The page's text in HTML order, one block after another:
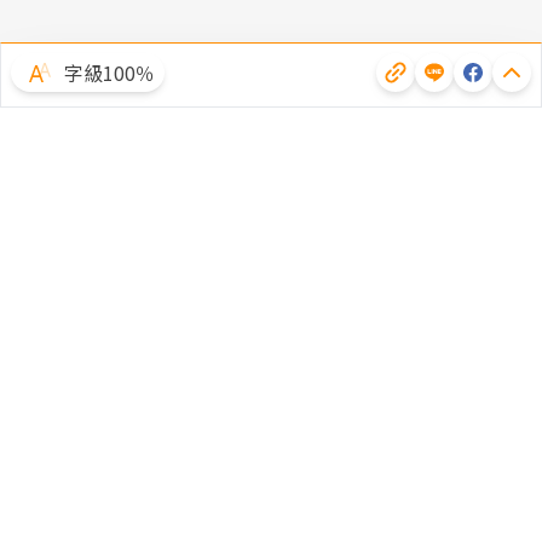
字級100％